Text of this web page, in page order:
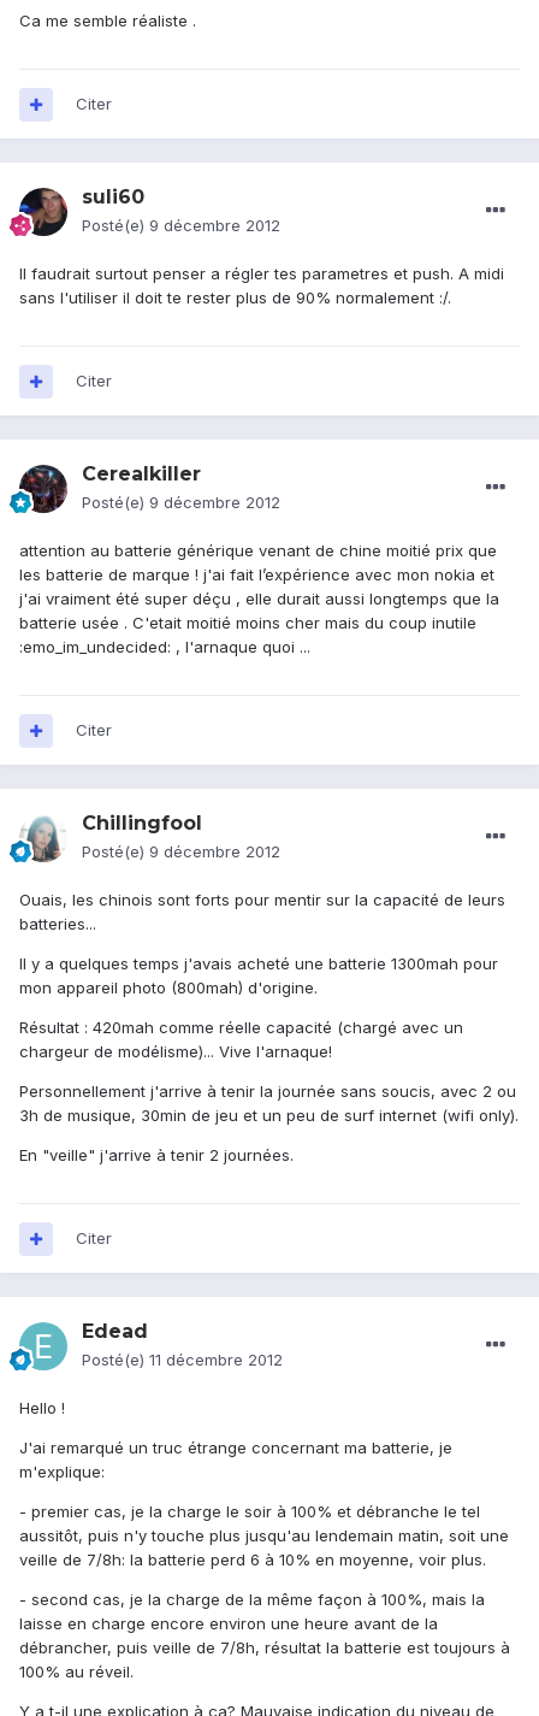
Ca me semble réaliste .
Citer
suli60
Posté(e) 9 décembre 2012
Il faudrait surtout penser a régler tes parametres et push. A midi
sans l'utiliser il doit te rester plus de 90% normalement :/.
Citer
Cerealkiller
Posté(e) 9 décembre 2012
attention au batterie générique venant de chine moitié prix que
les batterie de marque ! j'ai fait l’expérience avec mon nokia et
j'ai vraiment été super déçu , elle durait aussi longtemps que la
batterie usée . C'etait moitié moins cher mais du coup inutile
:emo_im_undecided: , l'arnaque quoi ...
Citer
Chillingfool
Posté(e) 9 décembre 2012
Ouais, les chinois sont forts pour mentir sur la capacité de leurs
batteries...
Il y a quelques temps j'avais acheté une batterie 1300mah pour
mon appareil photo (800mah) d'origine.
Résultat : 420mah comme réelle capacité (chargé avec un
chargeur de modélisme)... Vive l'arnaque!
Personnellement j'arrive à tenir la journée sans soucis, avec 2 ou
3h de musique, 30min de jeu et un peu de surf internet (wifi only).
En "veille" j'arrive à tenir 2 journées.
Citer
Edead
Posté(e) 11 décembre 2012
Hello !
J'ai remarqué un truc étrange concernant ma batterie, je
m'explique:
- premier cas, je la charge le soir à 100% et débranche le tel
aussitôt, puis n'y touche plus jusqu'au lendemain matin, soit une
veille de 7/8h: la batterie perd 6 à 10% en moyenne, voir plus.
- second cas, je la charge de la même façon à 100%, mais la
laisse en charge encore environ une heure avant de la
débrancher, puis veille de 7/8h, résultat la batterie est toujours à
100% au réveil.
Y a t-il une explication à ça? Mauvaise indication du niveau de